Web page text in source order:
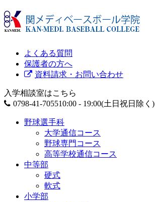
よくある質問
保護者の方へ
資料請求・お問い合わせ
入学相談室はこちら
0798-41-705510:00 - 19:00(土日祝日除く)
野球選手科
大学通信コース
野球専門コース
高等学校通信コース
中等部
硬式
軟式
小学部